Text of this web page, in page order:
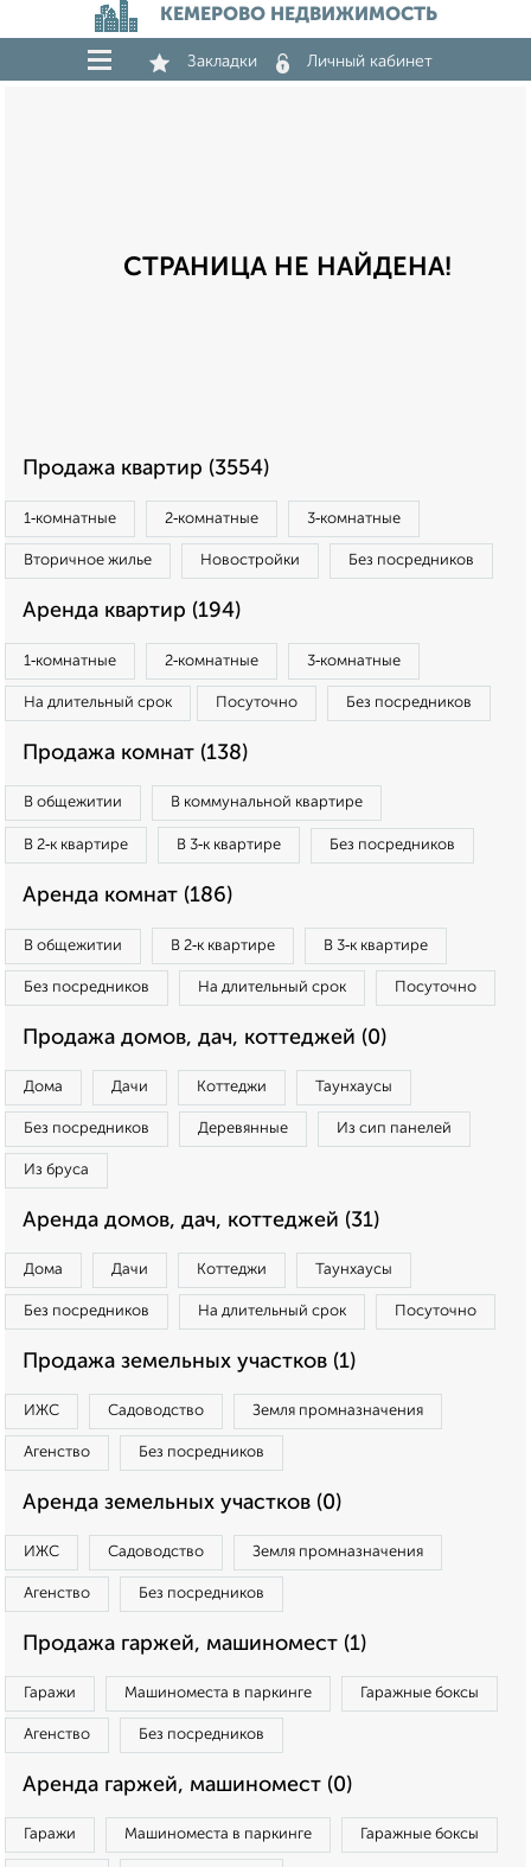
КЕМЕРОВО НЕДВИЖИМОСТЬ
Закладки Личный кабинет
СТРАНИЦА НЕ НАЙДЕНА!
Продажа квартир (3554)
1‑комнатные 2‑комнатные 3‑комнатные
Вторичное жилье Новостройки Без посредников
Аренда квартир (194)
1‑комнатные 2‑комнатные 3‑комнатные
На длительный срок Посуточно Без посредников
Продажа комнат (138)
В общежитии В коммунальной квартире
В 2‑к квартире В 3‑к квартире Без посредников
Аренда комнат (186)
В общежитии В 2‑к квартире В 3‑к квартире
Без посредников На длительный срок Посуточно
Продажа домов, дач, коттеджей (0)
Дома Дачи Коттеджи Таунхаусы
Без посредников Деревянные Из сип панелей
Из бруса
Аренда домов, дач, коттеджей (31)
Дома Дачи Коттеджи Таунхаусы
Без посредников На длительный срок Посуточно
Продажа земельных участков (1)
ИЖС Садоводство Земля промназначения
Агенство Без посредников
Аренда земельных участков (0)
ИЖС Садоводство Земля промназначения
Агенство Без посредников
Продажа гаржей, машиномест (1)
Гаражи Машиноместа в паркинге Гаражные боксы
Агенство Без посредников
Аренда гаржей, машиномест (0)
Гаражи Машиноместа в паркинге Гаражные боксы